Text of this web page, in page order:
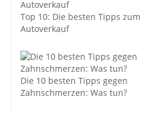
Top 10: Die besten Tipps zum
Autoverkauf
Die 10 besten Tipps gegen
Zahnschmerzen: Was tun?